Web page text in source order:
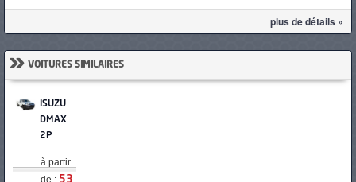
plus de détails »
» VOITURES SIMILAIRES
ISUZU
DMAX
2P
à partir
de : 53